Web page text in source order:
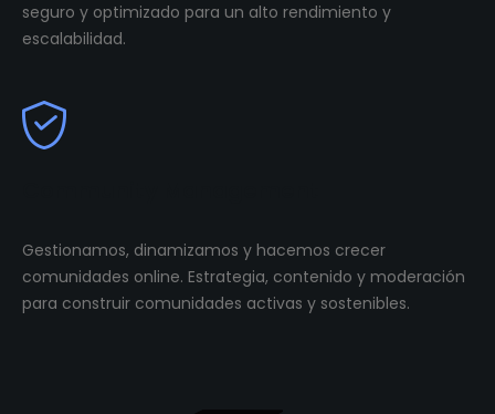
seguro y optimizado para un alto rendimiento y
escalabilidad.
Gestionamos, dinamizamos y hacemos crecer
comunidades online. Estrategia, contenido y moderación
para construir comunidades activas y sostenibles.